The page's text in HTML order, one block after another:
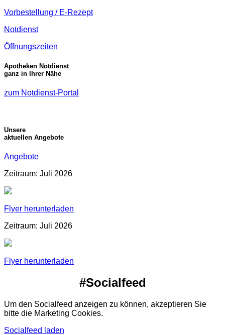
Vorbestellung / E-Rezept
Notdienst
Öffnungszeiten
Apotheken Notdienst
ganz in Ihrer Nähe
zum Notdienst-Portal
Unsere
aktuellen Angebote
Angebote
Zeitraum: Juli 2026
Flyer herunterladen
Zeitraum: Juli 2026
Flyer herunterladen
#Socialfeed
Um den Socialfeed anzeigen zu können, akzeptieren Sie
bitte die Marketing Cookies.
Socialfeed laden